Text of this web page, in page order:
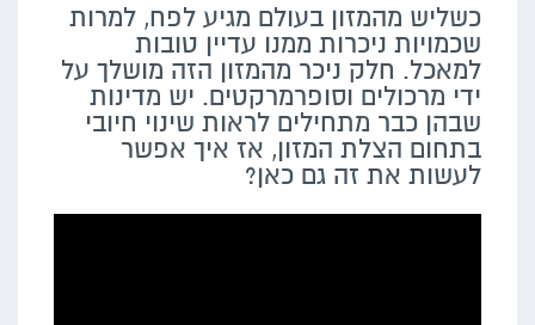
כשליש מהמזון בעולם מגיע לפח, למרות
שכמויות ניכרות ממנו עדיין טובות
למאכל. חלק ניכר מהמזון הזה מושלך על
ידי מרכולים וסופרמרקטים. יש מדינות
שבהן כבר מתחילים לראות שינוי חיובי
בתחום הצלת המזון, אז איך אפשר
לעשות את זה גם כאן?